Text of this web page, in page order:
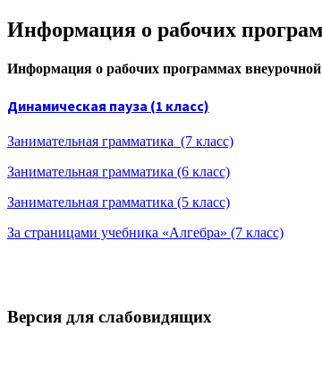
Информация о рабочих
Информация о рабочих программах
Динамическая пауза (1 класс)
Занимательная грамматика (7 класс)
Занимательная грамматика (6 класс)
Занимательная грамматика (5 класс)
За страницами учебника «Алгебра» (7 класс)
Версия для слабовидящих